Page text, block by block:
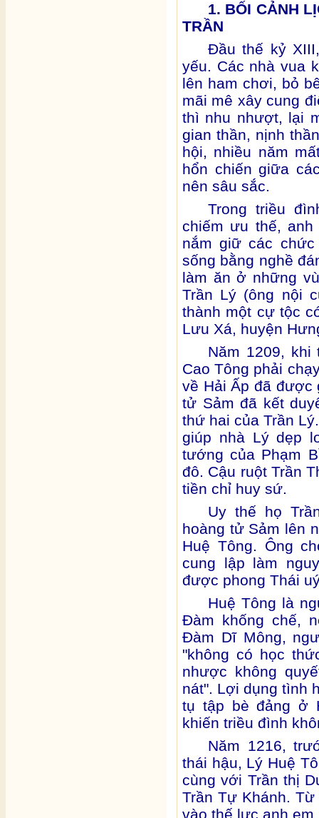
1. BỐI CẢNH
TRẦN
Đầu thế kỷ
yếu. Các nhà vua
lên ham chơi, bỏ
mãi mê xây cung
thì nhu nhượt, lại
gian thần, nịnh
hội, nhiều năm
hổn chiến giữa
nên sâu sắc.
Trong triều
chiếm ưu thế,
nắm giữ các
sống bằng nghề
làm ăn ở những
Trần Lý (ông nội
thành một cự tộc
Lưu Xá, huyện
Năm 1209, khi
Cao Tông phải
về Hải Ấp đã được
tử Sảm đã kết
thứ hai của Trần
giúp nhà Lý dẹp
tướng của Phạm
đô. Cậu ruột Trần
tiền chỉ huy sứ.
Uy thế họ
hoàng tử Sảm lên
Huệ Tông. Ông
cung lập làm
được phong Thái
Huệ Tông là
Đàm khống chế,
Đàm Dĩ Mông,
"không có học
nhược không
nát". Lợi dụng tình
tụ tập bè đảng ở
khiến triều đình
Năm 1216,
thái hậu, Lý Huệ
cùng với Trần thị
Trần Tự Khánh.
vào thế lực anh em